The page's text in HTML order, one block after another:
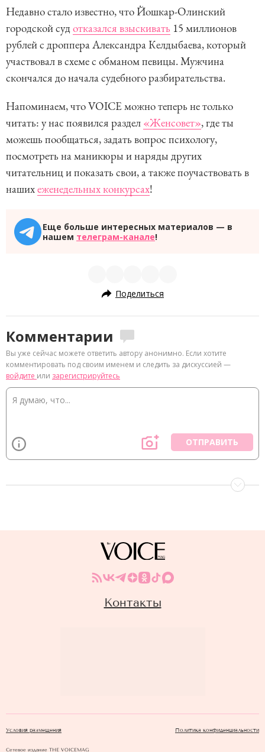
Недавно стало известно, что Йошкар-Олинский
городской судотказался взыскивать 15 миллионов
рублей с дроппера Александра Келдыбаева, который
участвовал в схеме с обманом певицы. Мужчина
скончался до начала судебного разбирательства.
Напоминаем, что VOICE можно теперь не только
читать: у нас появился раздел «Женсовет», где ты
можешь пообщаться, задать вопрос психологу,
посмотреть на маникюры и наряды других
читательниц и показать свои, а также поучаствовать в
нашихеженедельных конкурсах!
Еще больше интересных материалов — в
нашем телеграм-канале!
Поделиться
Комментарии
Вы уже сейчас можете ответить автору анонимно. Если хотите
комментировать под своим именем и следить за дискуссией —
войдите или зарегистрируйтесь
ОТПРАВИТЬ
Контакты
Условия размещения Политика конфиденциальности
Сетевое издание THE VOICEMAG